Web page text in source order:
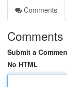
Comments
Comments
Submit a
No HTML